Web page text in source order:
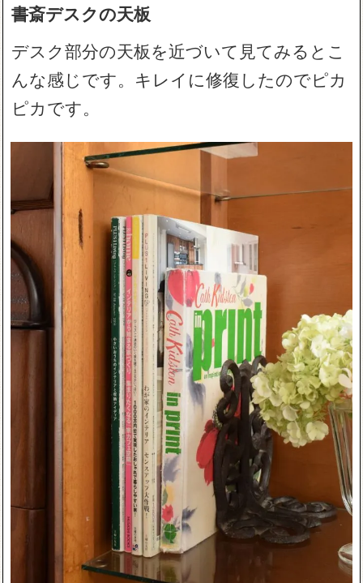
書斎デスクの天板
デスク部分の天板を近づいて見てみるとこ
んな感じです。キレイに修復したのでピカ
ピカです。